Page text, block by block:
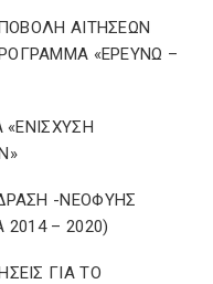
ΑΙΤΗΣΕΩΝ
«ΕΡΕΥΝΩ –
«ΕΝΙΣΧΥΣΗ
-ΝΕΟΦΥΗΣ
– 2020)
ΓΙΑ ΤΟ